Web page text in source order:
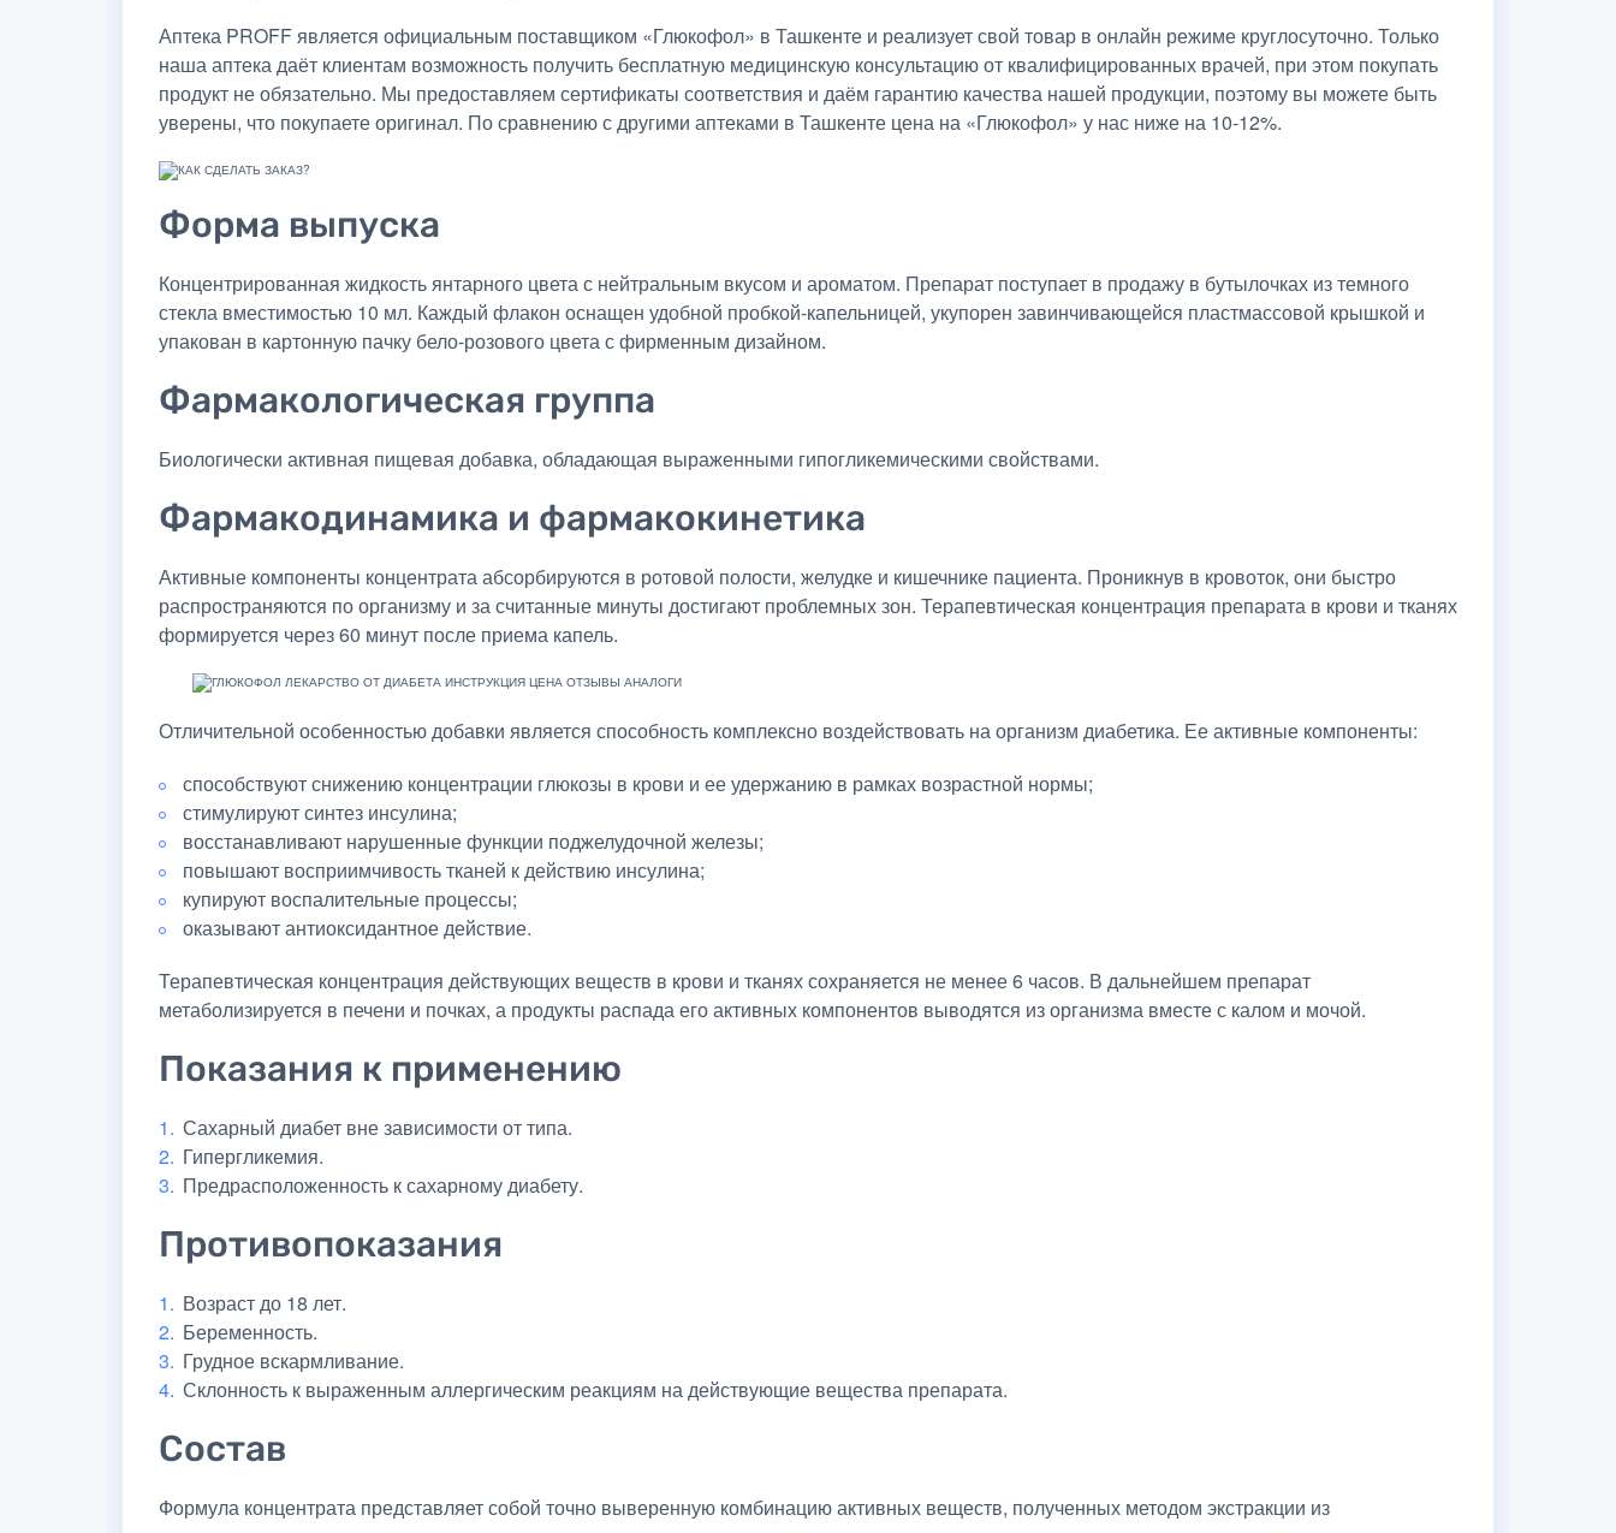
Аптека PROFF является официальным поставщиком «Глюкофол» в Ташкенте и реализует свой товар в онлайн режиме круглосуточно. Только
наша аптека даёт клиентам возможность получить бесплатную медицинскую консультацию от квалифицированных врачей, при этом покупать
продукт не обязательно. Мы предоставляем сертификаты соответствия и даём гарантию качества нашей продукции, поэтому вы можете быть
уверены, что покупаете оригинал. По сравнению с другими аптеками в Ташкенте цена на «Глюкофол» у нас ниже на 10-12%.
Форма выпуска
Концентрированная жидкость янтарного цвета с нейтральным вкусом и ароматом. Препарат поступает в продажу в бутылочках из темного
стекла вместимостью 10 мл. Каждый флакон оснащен удобной пробкой-капельницей, укупорен завинчивающейся пластмассовой крышкой и
упакован в картонную пачку бело-розового цвета с фирменным дизайном.
Фармакологическая группа
Биологически активная пищевая добавка, обладающая выраженными гипогликемическими свойствами.
Фармакодинамика и фармакокинетика
Активные компоненты концентрата абсорбируются в ротовой полости, желудке и кишечнике пациента. Проникнув в кровоток, они быстро
распространяются по организму и за считанные минуты достигают проблемных зон. Терапевтическая концентрация препарата в крови и тканях
формируется через 60 минут после приема капель.
Отличительной особенностью добавки является способность комплексно воздействовать на организм диабетика. Ее активные компоненты:
способствуют снижению концентрации глюкозы в крови и ее удержанию в рамках возрастной нормы;
стимулируют синтез инсулина;
восстанавливают нарушенные функции поджелудочной железы;
повышают восприимчивость тканей к действию инсулина;
купируют воспалительные процессы;
оказывают антиоксидантное действие.
Терапевтическая концентрация действующих веществ в крови и тканях сохраняется не менее 6 часов. В дальнейшем препарат
метаболизируется в печени и почках, а продукты распада его активных компонентов выводятся из организма вместе с калом и мочой.
Показания к применению
Сахарный диабет вне зависимости от типа.
Гипергликемия.
Предрасположенность к сахарному диабету.
Противопоказания
Возраст до 18 лет.
Беременность.
Грудное вскармливание.
Склонность к выраженным аллергическим реакциям на действующие вещества препарата.
Состав
Формула концентрата представляет собой точно выверенную комбинацию активных веществ, полученных методом экстракции из